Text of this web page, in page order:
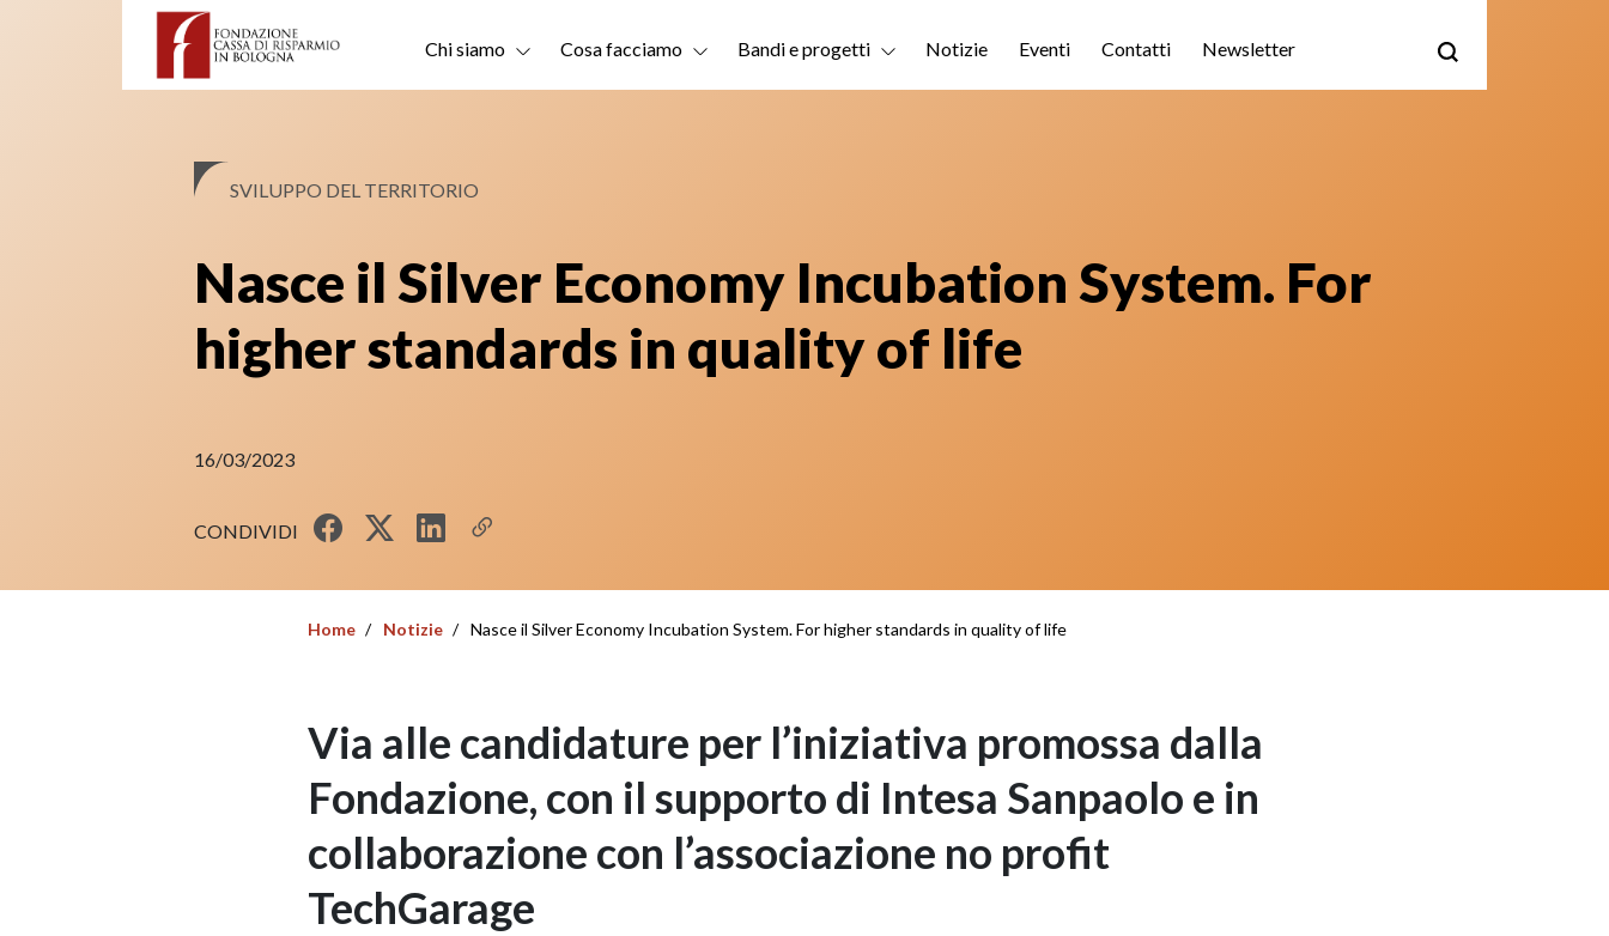
Chi siamo Cosa facciamo Bandi e progetti Notizie Eventi Contatti Newsletter
SVILUPPO DEL TERRITORIO
Nasce il Silver Economy Incubation System. For
higher standards in quality of life
16/03/2023
CONDIVIDI
Home Notizie Nasce il Silver Economy Incubation System. For higher standards in quality of life
Via alle candidature per l’iniziativa promossa dalla
Fondazione, con il supporto di Intesa Sanpaolo e in
collaborazione con l’associazione no profit
TechGarage